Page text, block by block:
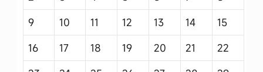
9
10 11 12 13 14
15
16
17 18 19 20 21
22